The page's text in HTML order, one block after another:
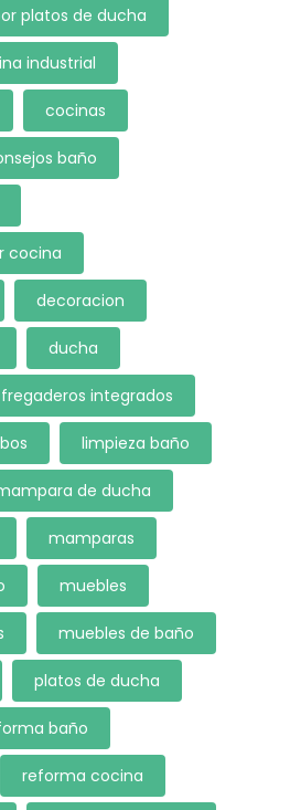
platos de ducha
industrial
cocinas
baño
cocina
decoracion
ducha
fregaderos integrados
limpieza baño
de ducha
mamparas
muebles
muebles de baño
platos de ducha
baño
reforma cocina